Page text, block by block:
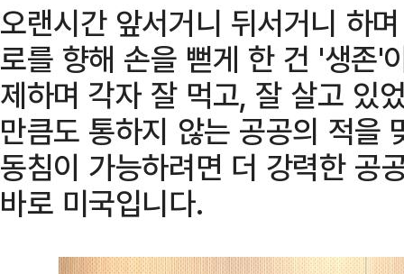
오랜시간 앞서거니 뒤서거니 하
로를 향해 손을 뻗게 한 건 '생존'
제하며 각자 잘 먹고, 잘 살고 있
만큼도 통하지 않는 공공의 적을
동침이 가능하려면 더 강력한 공
바로 미국입니다.